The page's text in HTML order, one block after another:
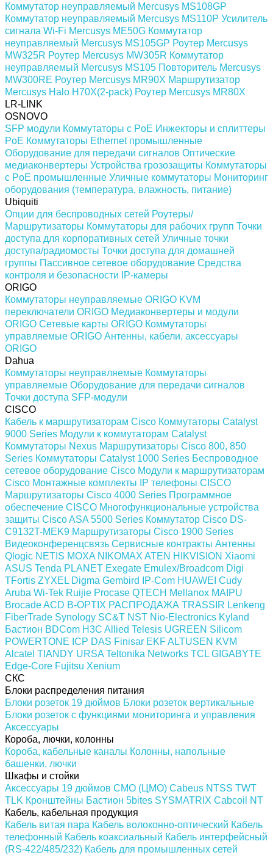
Коммутатор неуправляемый Mercusys MS108GP
Коммутатор неуправляемый Mercusys MS110P Усилитель
сигнала Wi-Fi Mercusys ME50G Коммутатор
неуправляемый Mercusys MS105GP Роутер Mercusys
MW325R Роутер Mercusys MW305R Коммутатор
неуправляемый Mercusys MS105 Повторитель Mercusys
MW300RE Роутер Mercusys MR90X Маршрутизатор
Mercusys Halo H70X(2-pack) Роутер Mercusys MR80X
LR-LINK
OSNOVO
SFP модули Коммутаторы c PoE Инжекторы и сплиттеры
PoE Коммутаторы Ethernet промышленные
Оборудование для передачи сигналов Оптические
медиаконвертеры Устройства грозозащиты Коммутаторы
с PoE промышленные Уличные коммутаторы Мониторинг
оборудования (температура, влажность, питание)
Ubiquiti
Опции для беспроводных сетей Роутеры/
Маршрутизаторы Коммутаторы для рабочих групп Точки
доступа для корпоративных сетей Уличные точки
доступа/радиомосты Точки доступа для домашней
группы Пассивное сетевое оборудование Средства
контроля и безопасности
IP-камеры
ORIGO
Коммутаторы неуправляемые ORIGO KVM
переключатели ORIGO Медиаконвертеры и модули
ORIGO Сетевые карты ORIGO Коммутаторы
управляемые ORIGO Антенны, кабели, аксессуары
ORIGO
Dahua
Коммутаторы неуправляемые Коммутаторы
управляемые Оборудование для передачи сигналов
Точки доступа SFP-модули
CISCO
Кабель к маршрутизаторам Cisco Коммутаторы Catalyst
9000 Series Модули к коммутаторам Catalyst
Коммутаторы Nexus Маршрутизаторы Cisco 800, 850
Series Коммутаторы Catalyst 1000 Series Беспроводное
сетевое оборудование Cisco Модули к маршрутизаторам
Cisco Монтажные комплекты
IP телефоны СISCO
Маршрутизаторы Cisco 4000 Series Программное
обеспечение СISCO Многофункциональные устройства
защиты Cisco ASA 5500 Series Коммутатор Cisco DS-
C9132T-MEK9 Маршрутизаторы Cisco 1900 Series
Видеоконференцсвязь Сервисные контракты Антенны
Qlogic NETIS MOXA NIKOMAX ATEN HIKVISION Xiaomi
ASUS Tenda PLANET Exegate Emulex/Broadcom Digi
TFortis ZYXEL Digma Gembird IP-Com HUAWEI Cudy
Aruba Wi-Tek Ruijie Procase QTECH Mellanox MAIPU
BrocadeACD B-OPTIX РАСПРОДАЖА TRASSIR Lenkeng
FiberTrade Synology SC&T NST Nio-Electronics Kyland
Бастион BDCom H3C Allied Telesis UGREEN Silicom
POWERTONE ICP DAS Finisar EKFALTUSEN KVM
Alcatel TIANDY URSA Teltonika Networks TCL GIGABYTE
Edge-Core Fujitsu Xenium
СКС
Блоки распределения питания
Блоки розеток 19 дюймов Блоки розеток вертикальные
Блоки розеток с функциями мониторинга и управления
Аксессуары
Короба, лючки, колонны
Короба, кабельные каналы Колонны, напольные
башенки, лючки
Шкафы и стойки
Аксессуары 19 дюймов CMO (ЦМО) Cabeus NTSS TWT
TLK Кронштейны Бастион 5bites SYSMATRIX Cabcoil
NT
Кабель, кабельная продукция
Кабель витая пара Кабель волоконно-оптический Кабель
телефонный Кабель коаксиальный Кабель интерфейсный
(RS-422/485/232) Кабель для промышленных сетей